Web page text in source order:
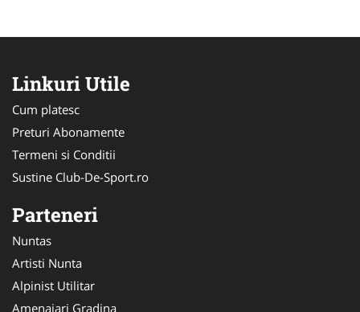
Linkuri Utile
Cum platesc
Preturi Abonamente
Termeni si Conditii
Sustine Club-De-Sport.ro
Parteneri
Nuntas
Artisti Nunta
Alpinist Utilitar
Amenajari Gradina